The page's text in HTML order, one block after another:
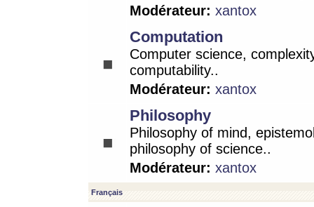
Modérateur: xantox
Computation
Computer science,
computability..
Modérateur: xantox
Philosophy
Philosophy of mind,
philosophy of science..
Modérateur: xantox
Français